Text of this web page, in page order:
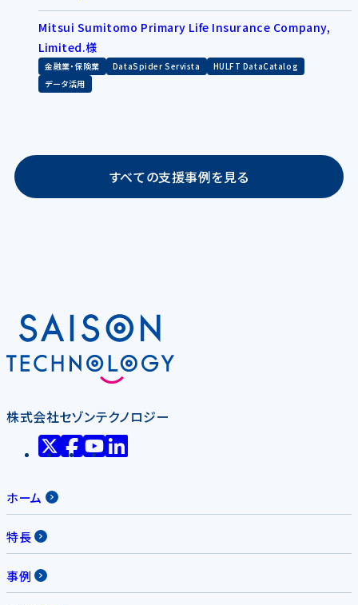
Mitsui Sumitomo Primary Life Insurance Company,
Limited.様
金融業・保険業 DataSpider Servista
HULFT DataCatalog
データ活用
すべての支援事例を見る
株式会社セゾンテクノロジー
ホーム
特長
事例